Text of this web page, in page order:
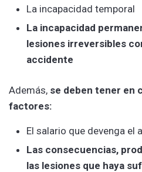
La incapacidad temporal
La incapacidad
lesiones irreversibles
accidente
Además, se deben tener en
factores:
El salario que devenga el
Las consecuencias,
las lesiones que haya